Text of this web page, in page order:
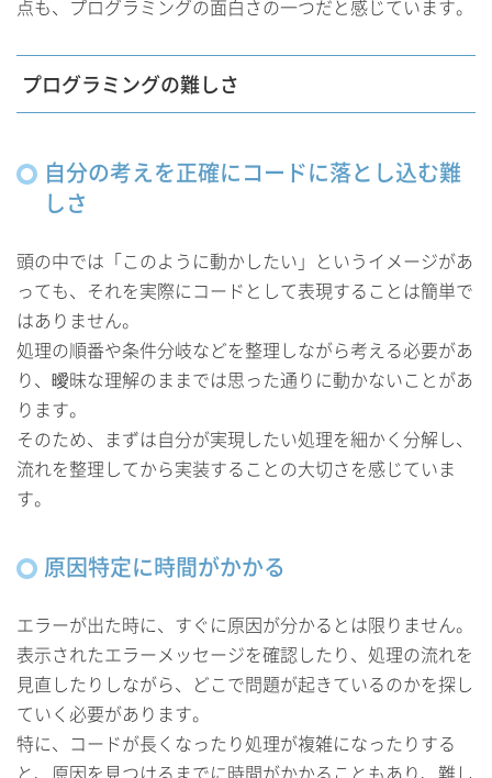
点も、プログラミングの面白さの一つだと感じています。
プログラミングの難しさ
自分の考えを正確にコードに落とし込む難
しさ
頭の中では「このように動かしたい」というイメージがあ
っても、それを実際にコードとして表現することは簡単で
はありません。
処理の順番や条件分岐などを整理しながら考える必要があ
り、曖昧な理解のままでは思った通りに動かないことがあ
ります。
そのため、まずは自分が実現したい処理を細かく分解し、
流れを整理してから実装することの大切さを感じていま
す。
原因特定に時間がかかる
エラーが出た時に、すぐに原因が分かるとは限りません。
表示されたエラーメッセージを確認したり、処理の流れを
見直したりしながら、どこで問題が起きているのかを探し
ていく必要があります。
特に、コードが長くなったり処理が複雑になったりする
と、原因を見つけるまでに時間がかかることもあり、難し